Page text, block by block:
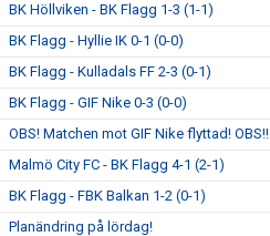
BK Höllviken - BK Flagg 1-3 (1-1)
BK Flagg - Hyllie IK 0-1 (0-0)
BK Flagg - Kulladals FF 2-3 (0-1)
BK Flagg - GIF Nike 0-3 (0-0)
OBS! Matchen mot GIF Nike flyttad! OBS!!
Malmö City FC - BK Flagg 4-1 (2-1)
BK Flagg - FBK Balkan 1-2 (0-1)
Planändring på lördag!